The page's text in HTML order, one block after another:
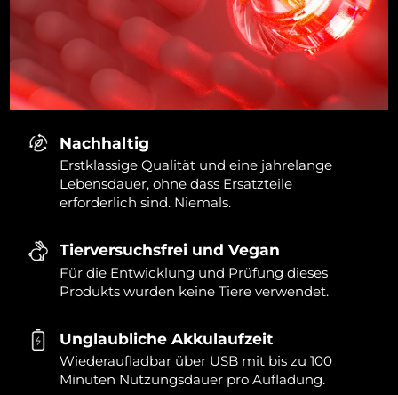
Nachhaltig
Erstklassige Qualität und eine jahrelange
Lebensdauer, ohne dass Ersatzteile
erforderlich sind. Niemals.
Tierversuchsfrei und Vegan
Für die Entwicklung und Prüfung dieses
Produkts wurden keine Tiere verwendet.
Unglaubliche Akkulaufzeit
Wiederaufladbar über USB mit bis zu 100
Minuten Nutzungsdauer pro Aufladung.